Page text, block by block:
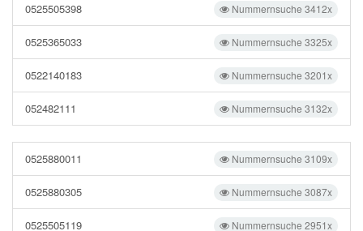
Nummernsuche 3412x
0525505398
Nummernsuche 3325x
0525365033
Nummernsuche 3201x
0522140183
Nummernsuche 3132x
052482111
Nummernsuche 3109x
0525880011
Nummernsuche 3087x
0525880305
Nummernsuche 2951x
0525505119